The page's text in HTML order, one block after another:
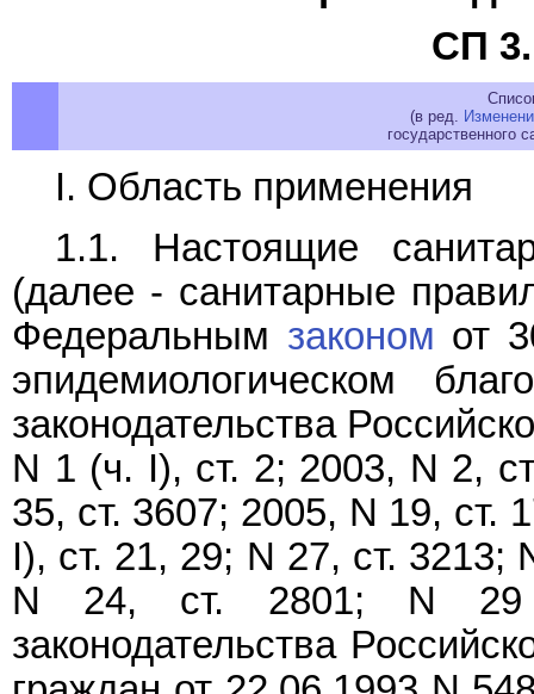
СП
(в ред.
государственного
I. Область применения
1.1. Настоящие
(далее - санитарные
Федеральным законом от
эпидемиологическом
законодательства
N 1 (ч. I), ст. 2; 2003, N 2,
35, ст. 3607; 2005, N 19, ст.
I), ст. 21, 29; N 27, ст. 3213;
N 24, ст. 2801; N 29
законодательства